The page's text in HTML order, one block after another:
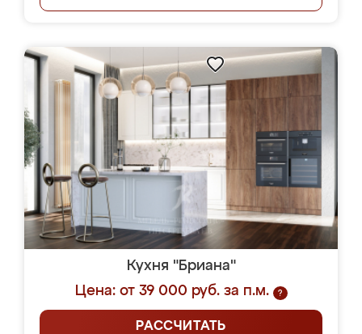
Кухня "Бриана"
Цена: от 39 000 руб. за п.м.
?
РАССЧИТАТЬ